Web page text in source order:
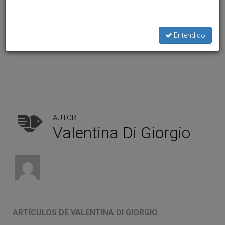
AUTOR
Valentina Di Giorgio
ARTÍCULOS DE VALENTINA DI GIORGIO
Entendido